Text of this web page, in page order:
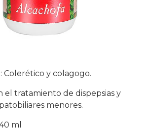
Colerético y colagogo.
el tratamiento de dispepsias y
menores.
ml